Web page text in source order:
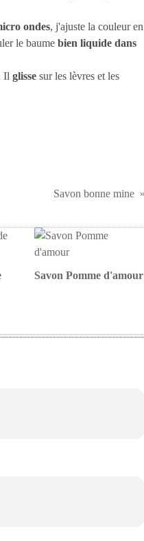
ondes, j'ajuste la couleur en
le baume bien liquide dans
Il glisse sur les lèvres et les
Savon bonne mine
Savon Pomme d'amour